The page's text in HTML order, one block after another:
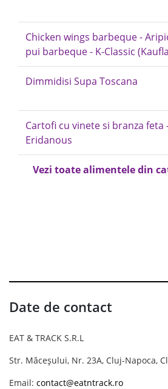
Chicken wings barbeque -
pui barbeque - K-Classic
Dimmidisi Supa Toscana
Cartofi cu vinete si branza feta
Eridanous
Vezi toate alimentele din
Date de contact
EAT & TRACK S.R.L
Str. Măceșului, Nr. 23A, Cluj-Napoca,
Email: contact@eatntrack.ro